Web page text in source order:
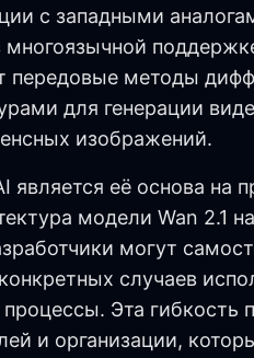
с западными
передовые методы
для генерации
изображений.
является её основа на
модели Wan 2.1
могут
случаев
Эта гибкость
и организации,